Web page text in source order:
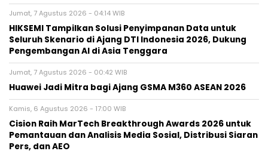
Jumat, 7 Agustus 2026 - 04:14 WIB
HIKSEMI Tampilkan Solusi Penyimpanan Data untuk
Seluruh Skenario di Ajang DTI Indonesia 2026, Dukung
Pengembangan AI di Asia Tenggara
Jumat, 7 Agustus 2026 - 00:42 WIB
Huawei Jadi Mitra bagi Ajang GSMA M360 ASEAN 2026
Kamis, 6 Agustus 2026 - 17:00 WIB
Cision Raih MarTech Breakthrough Awards 2026 untuk
Pemantauan dan Analisis Media Sosial, Distribusi Siaran
Pers, dan AEO